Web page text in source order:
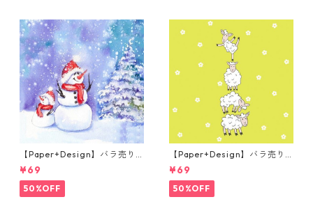
【Paper+Design】バラ売り2
枚 ランチサイズ ペーパーナプ
キン Frosty friends ブルー
¥69
50%OFF
【Paper+Design】バラ売り2
枚 ランチサイズ ペーパーナプ
キン Hoppy Lambs ライトグ
リーン
¥69
50%OFF